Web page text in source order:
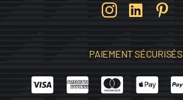
PAIEMENT SÉCURISÉS